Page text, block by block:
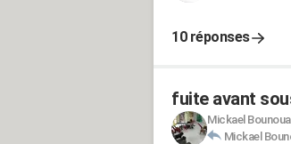
10 réponses
fuite avant
Mickael Bounoua
Mickael